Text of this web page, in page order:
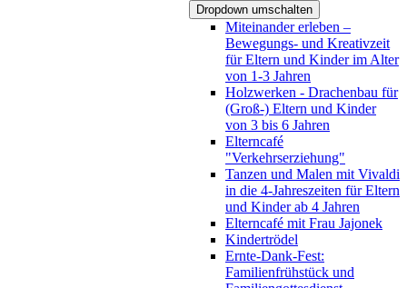
Dropdown umschalten
Miteinander erleben –
Bewegungs- und Kreativzeit
für Eltern und Kinder im Alter
von 1-3 Jahren
Holzwerken - Drachenbau für
(Groß-) Eltern und Kinder
von 3 bis 6 Jahren
Elterncafé
"Verkehrserziehung"
Tanzen und Malen mit Vivaldi
in die 4-Jahreszeiten für Eltern
und Kinder ab 4 Jahren
Elterncafé mit Frau Jajonek
Kindertrödel
Ernte-Dank-Fest:
Familienfrühstück und